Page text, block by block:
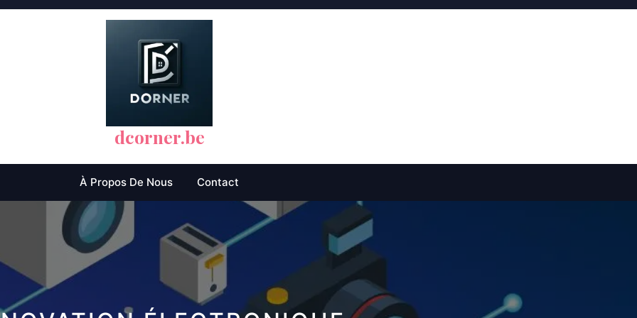
dcorner.be
À Propos De Nous Contact